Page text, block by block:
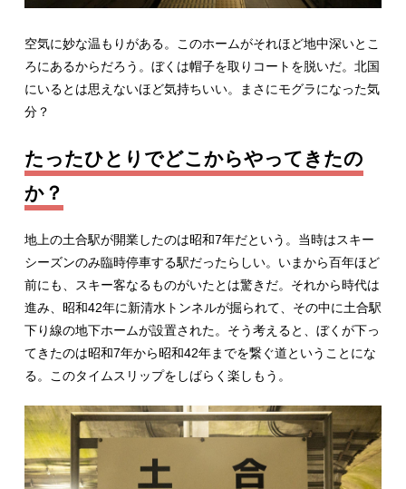
空気に妙な温もりがある。このホームがそれほど地中深いとこ
ろにあるからだろう。ぼくは帽子を取りコートを脱いだ。北国
にいるとは思えないほど気持ちいい。まさにモグラになった気
分？
たったひとりでどこからやってきたの
か？
地上の土合駅が開業したのは昭和7年だという。当時はスキー
シーズンのみ臨時停車する駅だったらしい。いまから百年ほど
前にも、スキー客なるものがいたとは驚きだ。それから時代は
進み、昭和42年に新清水トンネルが掘られて、その中に土合駅
下り線の地下ホームが設置された。そう考えると、ぼくが下っ
てきたのは昭和7年から昭和42年までを繋ぐ道ということにな
る。このタイムスリップをしばらく楽しもう。